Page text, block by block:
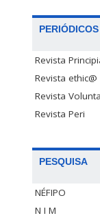
PERIÓDICOS
Revista
Revista ethic@
Revista
Revista Peri
PESQUISA
NÉFIPO
N I M